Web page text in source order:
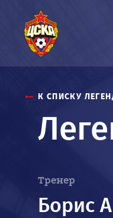
К СПИСКУ
Тренер
Борис